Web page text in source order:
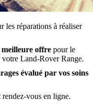
les réparations à réaliser
meilleure offre pour le
Land-Rover Range.
évalué par vos soins
rendez-vous en ligne.